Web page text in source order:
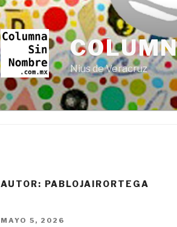
Nius de Veracruz
AUTOR: PABLOJAIRORTEGA
PUBLICADO
MAYO 5, 2026